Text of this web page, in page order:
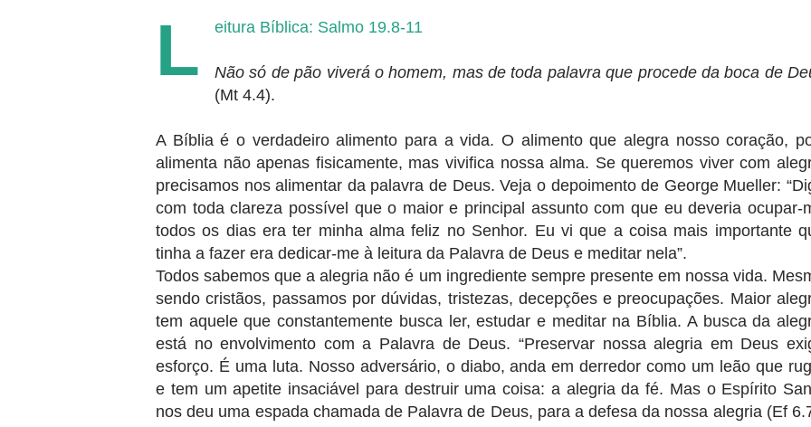
L eitura Bíblica: Salmo 19.8-11
Não só de pão viverá o homem, mas de toda palavra que procede da boca de
(Mt 4.4).
A Bíblia é o verdadeiro alimento para a vida. O alimento que alegra nosso coração,
alimenta não apenas fisicamente, mas vivifica nossa alma. Se queremos viver com
precisamos nos alimentar da palavra de Deus. Veja o depoimento de George Mueller:
com toda clareza possível que o maior e principal assunto com que eu deveria ocupar-
todos os dias era ter minha alma feliz no Senhor. Eu vi que a coisa mais importante
tinha a fazer era dedicar-me à leitura da Palavra de Deus e meditar nela”.
Todos sabemos que a alegria não é um ingrediente sempre presente em nossa vida.
sendo cristãos, passamos por dúvidas, tristezas, decepções e preocupações. Maior
tem aquele que constantemente busca ler, estudar e meditar na Bíblia. A busca da
está no envolvimento com a Palavra de Deus. “Preservar nossa alegria em Deus
esforço. É uma luta. Nosso adversário, o diabo, anda em derredor como um leão que
e tem um apetite insaciável para destruir uma coisa: a alegria da fé. Mas o Espírito
nos deu uma espada chamada de Palavra de Deus, para a defesa da nossa alegria (Ef